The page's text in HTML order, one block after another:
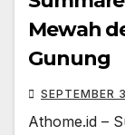
Mewah
Gunung
SEPTEMBER
Athome.id –